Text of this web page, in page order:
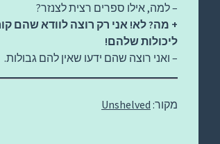
– למה, אילו ספרים רצית לצנזר?
+ מה? לא! אני רק רוצה לוודא שהם
ליכולות שלהם!
– ואני רוצה שהם ידעו שאין להם גבולות.
מקור: Unshelved